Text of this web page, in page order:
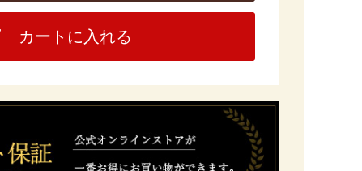
カートに入れる